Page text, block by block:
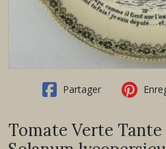
Partager
Tomate Verte Tante